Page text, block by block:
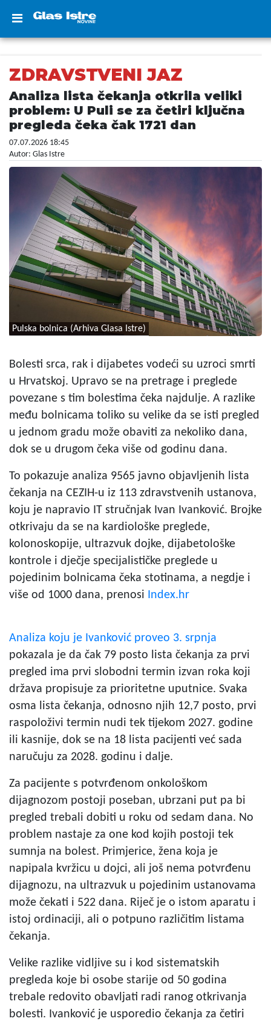
ZDRAVSTVENI JAZ
Analiza lista čekanja otkrila veliki
problem: U Puli se za četiri ključna
pregleda čeka čak 1721 dan
07.07.2026 18:45
Autor: Glas Istre
Pulska bolnica (Arhiva Glasa Istre)
Bolesti srca, rak i dijabetes vodeći su uzroci smrti
u Hrvatskoj. Upravo se na pretrage i preglede
povezane s tim bolestima čeka najdulje. A razlike
među bolnicama toliko su velike da se isti pregled
u jednom gradu može obaviti za nekoliko dana,
dok se u drugom čeka više od godinu dana.
To pokazuje analiza 9565 javno objavljenih lista
čekanja na CEZIH-u iz 113 zdravstvenih ustanova,
koju je napravio IT stručnjak Ivan Ivanković. Brojke
otkrivaju da se na kardiološke preglede,
kolonoskopije, ultrazvuk dojke, dijabetološke
kontrole i dječje specijalističke preglede u
pojedinim bolnicama čeka stotinama, a negdje i
više od 1000 dana, prenosi Index.hr
Analiza koju je Ivanković proveo 3. srpnja
pokazala je da čak 79 posto lista čekanja za prvi
pregled ima prvi slobodni termin izvan roka koji
država propisuje za prioritetne uputnice. Svaka
osma lista čekanja, odnosno njih 12,7 posto, prvi
raspoloživi termin nudi tek tijekom 2027. godine
ili kasnije, dok se na 18 lista pacijenti već sada
naručuju za 2028. godinu i dalje.
Za pacijente s potvrđenom onkološkom
dijagnozom postoji poseban, ubrzani put pa bi
pregled trebali dobiti u roku od sedam dana. No
problem nastaje za one kod kojih postoji tek
sumnja na bolest. Primjerice, žena koja je
napipala kvržicu u dojci, ali još nema potvrđenu
dijagnozu, na ultrazvuk u pojedinim ustanovama
može čekati i 522 dana. Riječ je o istom aparatu i
istoj ordinaciji, ali o potpuno različitim listama
čekanja.
Velike razlike vidljive su i kod sistematskih
pregleda koje bi osobe starije od 50 godina
trebale redovito obavljati radi ranog otkrivanja
bolesti. Ivanković je usporedio čekanja za četiri